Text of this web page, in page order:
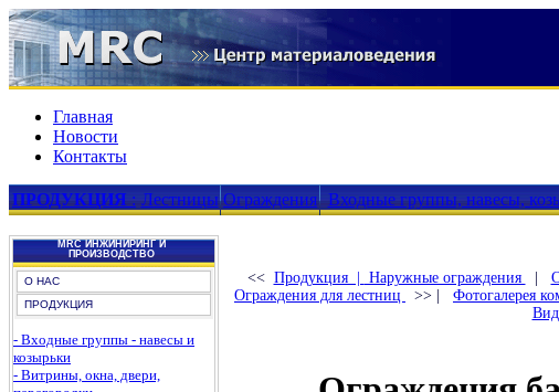
Главная
Новости
Контакты
ПРОДУКЦИЯ: Лестницы Ограждения Входные группы, навесы,
MRC ИНЖИНИРИНГ И
ПРОИЗВОДСТВО
О НАС
ПРОДУКЦИЯ
- Входные группы - навесы и
козырьки
- Витрины, окна, двери,
<< Продукция | Наружные ограждения
Ограждения для лестниц
>> | Фотогалерея